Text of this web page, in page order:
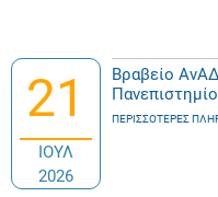
21
ΙΟΥΛ
2026
Βραβείο
ΠΕΡΙΣΣΌΤΕΡΕΣ